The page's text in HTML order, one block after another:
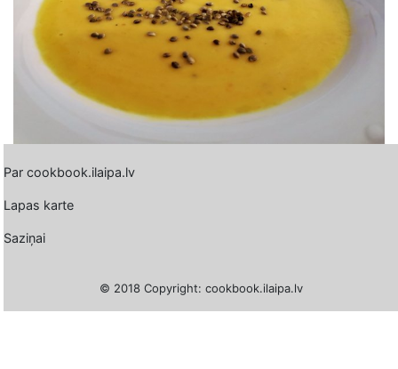
Par cookbook.ilaipa.lv
Lapas karte
Saziņai
© 2018 Copyright: cookbook.ilaipa.lv